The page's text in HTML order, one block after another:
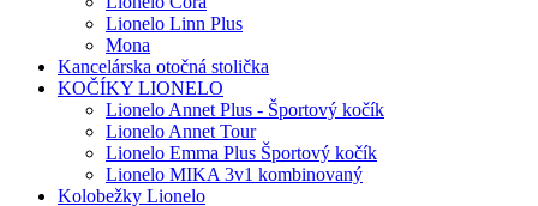
Lionelo Linn Plus
Mona
Kancelárska otočná stolička
KOČÍKY LIONELO
Lionelo Annet Plus - Športový kočík
Lionelo Annet Tour
Lionelo Emma Plus Športový kočík
Lionelo MIKA 3v1 kombinovaný
Kolobežky Lionelo